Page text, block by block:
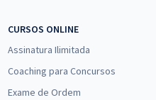
CURSOS ONLINE
Assinatura Ilimitada
Coaching para Concursos
Exame de Ordem